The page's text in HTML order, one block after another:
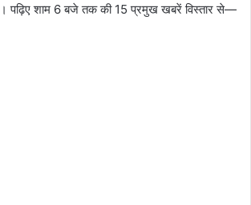
पढ़िए शाम 6 बजे तक की 15 प्रमुख खबरें विस्तार से—